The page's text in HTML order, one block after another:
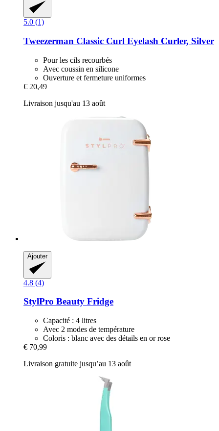
5.0 (1)
Tweezerman Classic Curl Eyelash Curler, Silver
Pour les cils recourbés
Avec coussin en silicone
Ouverture et fermeture uniformes
€ 20,49
Livraison jusqu'au 13 août
Ajouter
4.8 (4)
StylPro Beauty Fridge
Capacité : 4 litres
Avec 2 modes de température
Coloris : blanc avec des détails en or rose
€ 70,99
Livraison gratuite jusqu’au 13 août